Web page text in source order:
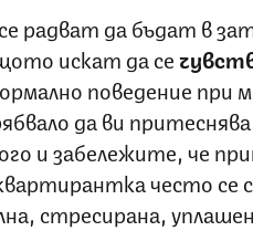
радват да бъдат в
искат да се
поведение
да ви
и забележите, че
често се
стресирана,